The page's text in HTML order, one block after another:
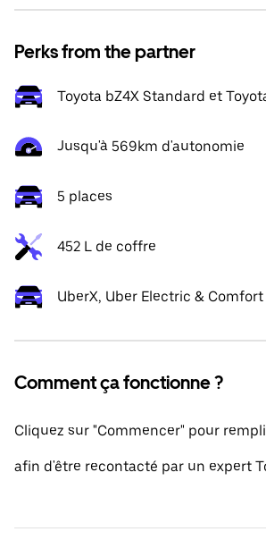
Perks from the partner
Toyota bZ4X Standard et
Jusqu'à 569km d'autonomie
5 places
452 L de coffre
UberX, Uber Electric & Comfort
Comment ça fonctionne ?
Cliquez sur "Commencer" pour
afin d'être recontacté par un expert